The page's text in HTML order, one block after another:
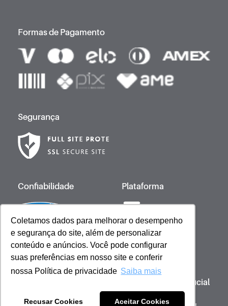
Coletamos dados para melhorar o desempenho
e segurança do site, além de personalizar
conteúdo e anúncios. Você pode configurar
suas preferências em nosso site e conferir
nossa Política de privacidade Saiba mais
Recusar Cookies Aceitar Cookies
Formas de Pagamento
Segurança
Confiabilidade Plataforma
Desenvolvido por
Copyright © 2023 Giovanna Baby | Licença Oficial
- Todos os direitos reservados